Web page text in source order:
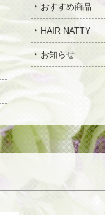
おすすめ商品
HAIR NATTY
お知らせ